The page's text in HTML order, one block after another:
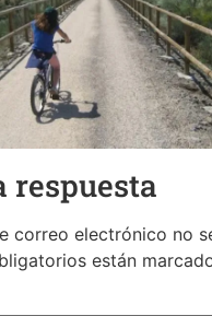
respuesta
correo electrónico no
están